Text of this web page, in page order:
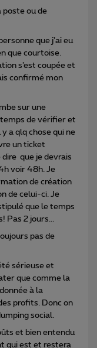
poste ou de
que j’ai eu
que courtoise.
s’est coupée et
confirmé mon
sur une
de vérifier et
a qlq chose qui ne
un ticket
dire que je devrais
voir 48h. Je
de création
de celui-ci. Je
que le temps
2 jours...
pas de
sérieuse et
que comme la
à la
profits. Donc on
social.
et bien entendu
qui est et restera